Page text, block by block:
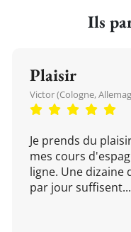
Ils
Plaisir
Victor (Cologne,
Je prends du
mes cours
ligne. Une dizaine
par jour